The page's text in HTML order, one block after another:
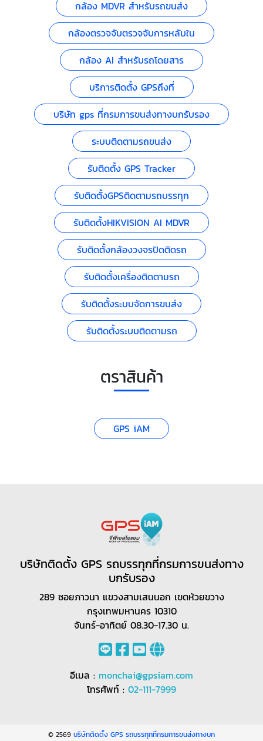
กล้อง MDVR สำหรับรถขนส่ง
กล้องตรวจจับตรวจจับการหลับใน
กล้อง AI สำหรับรถโดยสาร
บริการติดตั้ง GPSถึงที่
บริษัท gps ที่กรมการขนส่งทางบกรับรอง
ระบบติดตามรถขนส่ง
รับติดตั้ง GPS Tracker
รับติดตั้งGPSติดตามรถบรรทุก
รับติดตั้งHIKVISION AI MDVR
รับติดตั้งกล้องวงจรปิดติดรถ
รับติดตั้งเครื่องติดตามรถ
รับติดตั้งระบบจัดการขนส่ง
รับติดตั้งระบบติดตามรถ
ตราสินค้า
GPS iAM
บริษัทติดตั้ง GPS รถบรรทุกที่กรมการขนส่งทาง
บกรับรอง
289 ซอยภาวนา แขวงสามเสนนอก เขตห้วยขวาง
กรุงเทพมหานคร 10310
จันทร์-อาทิตย์ 08.30-17.30 น.
อีเมล : monchai@gpsiam.com
โทรศัพท์ : 02-111-7999
© 2569 บริษัทติดตั้ง GPS รถบรรทุกที่กรมการขนส่งทางบก